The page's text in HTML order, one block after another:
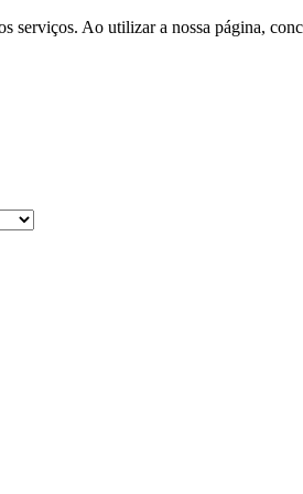
serviços. Ao utilizar a nossa página,